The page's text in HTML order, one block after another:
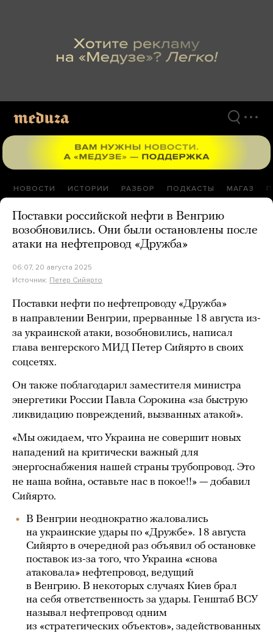
НОВОСТИ ИСТОРИИ РАЗБОР ПОДКАСТЫ МАГАЗ
Поставки российской нефти в Венгрию
возобновились. Они были остановлены после
атаки на нефтепровод «Дружба»
06:07, 20 августа 2025
Источник: Петер Сийярто
Поставки нефти по нефтепроводу «Дружба»
в направлении Венгрии, прерванные 18 августа из-
за украинской атаки, возобновились, написал
глава венгерского МИД Петер Сийярто в своих
соцсетях.
Он также поблагодарил заместителя министра
энергетики России Павла Сорокина «за быструю
ликвидацию повреждений, вызванных атакой».
«Мы ожидаем, что Украина не совершит новых
нападений на критически важный для
энергоснабжения нашей страны трубопровод. Это
не наша война, оставьте нас в покое!!» — добавил
Сийярто.
В Венгрии неоднократно жаловались
на украинские удары по «Дружбе». 18 августа
Сийярто в очередной раз объявил об остановке
поставок из-за того, что Украина «снова
атаковала» нефтепровод, ведущий
в Венгрию. В некоторых случаях Киев брал
на себя ответственность за удары. Генштаб ВСУ
называл нефтепровод одним
из «стратегических объектов», задействованных